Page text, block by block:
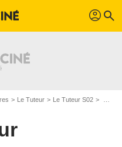
profil search
Le Tuteur Le Tuteur S02